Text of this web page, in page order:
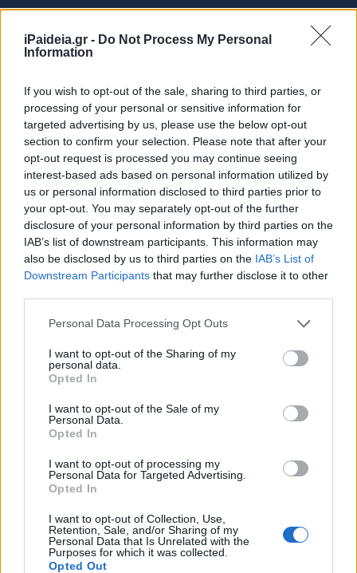
iPaideia.gr - Do Not Process My Personal
Information
If you wish to opt-out of the sale, sharing to third parties, or
processing of your personal or sensitive information for
targeted advertising by us, please use the below opt-out
section to confirm your selection. Please note that after your
opt-out request is processed you may continue seeing
interest-based ads based on personal information utilized by
us or personal information disclosed to third parties prior to
your opt-out. You may separately opt-out of the further
disclosure of your personal information by third parties on the
IAB’s list of downstream participants. This information may
also be disclosed by us to third parties on the IAB’s List of
Downstream Participants that may further disclose it to other
Please note that this website/app uses one or more Google
not limited to your visit or usage behaviour. You may click to
grant or deny consent to Google and its third-party tags to
use your data for below specified purposes in below Google
consent section.
Personal Data Processing Opt Outs
I want to opt-out of the Sharing of my
personal data.
Opted In
I want to opt-out of the Sale of my
Personal Data.
Opted In
I want to opt-out of processing my
Personal Data for Targeted Advertising.
Opted In
I want to opt-out of Collection, Use,
Retention, Sale, and/or Sharing of my
Personal Data that Is Unrelated with the
Purposes for which it was collected.
Opted Out
ΣΟΚ! Κατάρρευση πολυκατοικίας στα Πετράλωνα –
Πληροφορίες για τέσσερις εγκλωβισμένους
30/06/2026 - 13:54
στην
01/05/
μετά τα πρόσφατα μέτρα
04/04/2026 - 16:45